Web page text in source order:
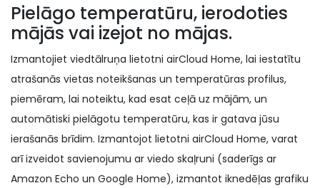
Pielāgo temperatūru, ierodoties
mājās vai izejot no mājas.
Izmantojiet viedtālruņa lietotni airCloud Home, lai iestatītu
atrašanās vietas noteikšanas un temperatūras profilus,
piemēram, lai noteiktu, kad esat ceļā uz mājām, un
automātiski pielāgotu temperatūru, kas ir gatava jūsu
ierašanās brīdim. Izmantojot lietotni airCloud Home, varat
arī izveidot savienojumu ar viedo skaļruni (saderīgs ar
Amazon Echo un Google Home), izmantot iknedēļas grafiku